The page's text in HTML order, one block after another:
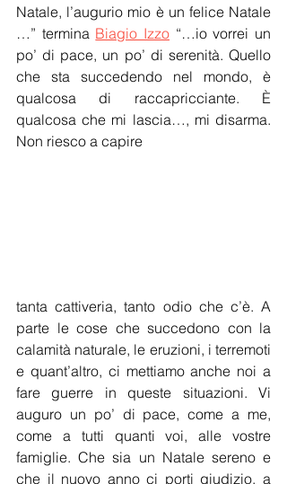
Natale, l’augurio mio è un felice Natale
…” termina Biagio Izzo “…io vorrei un
po’ di pace, un po’ di serenità. Quello
che sta succedendo nel mondo, è
qualcosa di raccapricciante. È
qualcosa che mi lascia…, mi disarma.
Non riesco a capire
tanta cattiveria, tanto odio che c’è. A
parte le cose che succedono con la
calamità naturale, le eruzioni, i terremoti
e quant’altro, ci mettiamo anche noi a
fare guerre in queste situazioni. Vi
auguro un po’ di pace, come a me,
come a tutti quanti voi, alle vostre
famiglie. Che sia un Natale sereno e
che il nuovo anno ci porti giudizio, a